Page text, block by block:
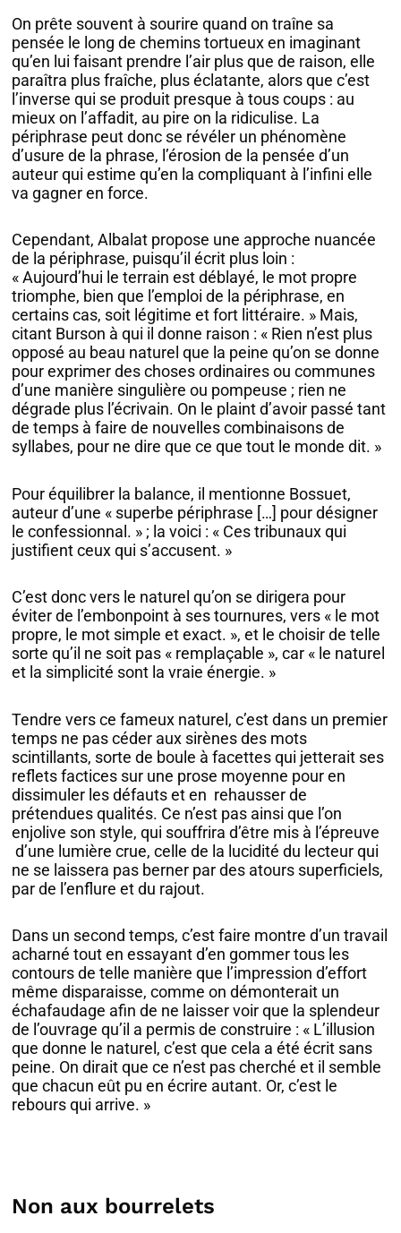
On prête souvent à sourire quand on traîne sa
pensée le long de chemins tortueux en imaginant
qu’en lui faisant prendre l’air plus que de raison, elle
paraîtra plus fraîche, plus éclatante, alors que c’est
l’inverse qui se produit presque à tous coups : au
mieux on l’affadit, au pire on la ridiculise. La
périphrase peut donc se révéler un phénomène
d’usure de la phrase, l’érosion de la pensée d’un
auteur qui estime qu’en la compliquant à l’infini elle
va gagner en force.
Cependant, Albalat propose une approche nuancée
de la périphrase, puisqu’il écrit plus loin :
« Aujourd’hui le terrain est déblayé, le mot propre
triomphe, bien que l’emploi de la périphrase, en
certains cas, soit légitime et fort littéraire. » Mais,
citant Burson à qui il donne raison : « Rien n’est plus
opposé au beau naturel que la peine qu’on se donne
pour exprimer des choses ordinaires ou communes
d’une manière singulière ou pompeuse ; rien ne
dégrade plus l’écrivain. On le plaint d’avoir passé tant
de temps à faire de nouvelles combinaisons de
syllabes, pour ne dire que ce que tout le monde dit. »
Pour équilibrer la balance, il mentionne Bossuet,
auteur d’une « superbe périphrase […] pour désigner
le confessionnal. » ; la voici : « Ces tribunaux qui
justifient ceux qui s’accusent. »
C’est donc vers le naturel qu’on se dirigera pour
éviter de l’embonpoint à ses tournures, vers « le mot
propre, le mot simple et exact. », et le choisir de telle
sorte qu’il ne soit pas « remplaçable », car « le naturel
et la simplicité sont la vraie énergie. »
Tendre vers ce fameux naturel, c’est dans un premier
temps ne pas céder aux sirènes des mots
scintillants, sorte de boule à facettes qui jetterait ses
reflets factices sur une prose moyenne pour en
dissimuler les défauts et en rehausser de
prétendues qualités. Ce n’est pas ainsi que l’on
enjolive son style, qui souffrira d’être mis à l’épreuve
d’une lumière crue, celle de la lucidité du lecteur qui
ne se laissera pas berner par des atours superficiels,
par de l’enflure et du rajout.
Dans un second temps, c’est faire montre d’un travail
acharné tout en essayant d’en gommer tous les
contours de telle manière que l’impression d’effort
même disparaisse, comme on démonterait un
échafaudage afin de ne laisser voir que la splendeur
de l’ouvrage qu’il a permis de construire : « L’illusion
que donne le naturel, c’est que cela a été écrit sans
peine. On dirait que ce n’est pas cherché et il semble
que chacun eût pu en écrire autant. Or, c’est le
rebours qui arrive. »
Non aux bourrelets